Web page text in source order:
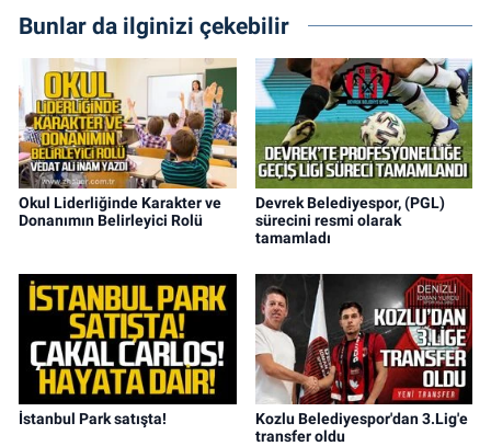
Bunlar da ilginizi çekebilir
Okul Liderliğinde Karakter ve
Donanımın Belirleyici Rolü
Devrek Belediyespor, (PGL)
sürecini resmi olarak
tamamladı
İstanbul Park satışta!
Kozlu Belediyespor'dan 3.Lig'e
transfer oldu